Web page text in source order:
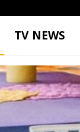
TV NEWS